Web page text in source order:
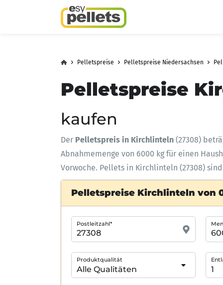
Pelletspreise Pelletspreise Niedersachsen
Pelletspreise
kaufen
Der Pelletspreis in Kirchlinteln (27308)
Abnahmemenge von 6000 kg für einen
Vorwoche. Pellets in Kirchlinteln (27308)
Pelletspreise Kirchlinteln von
Postleitzahl*
Produktqualität